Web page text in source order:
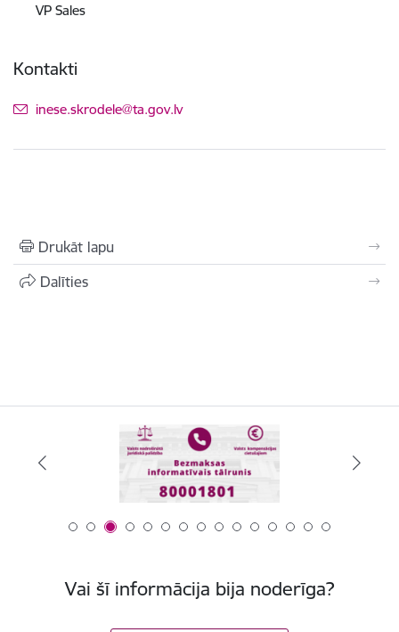
VP Sales
Kontakti
E-pasts:
inese.skrodele@ta.gov.lv
Drukāt lapu
Dalīties
Vai šī informācija bija noderīga?